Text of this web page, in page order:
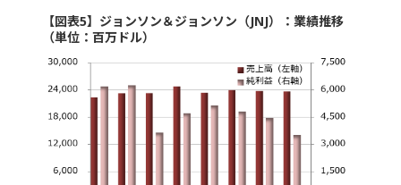
【図表5】ジョンソン＆ジョンソン（JNJ）：業績推移
（単位：百万ドル）